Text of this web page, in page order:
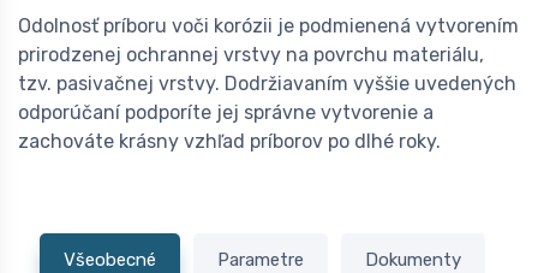
Odolnosť príboru voči korózii je podmienená vytvorením
prirodzenej ochrannej vrstvy na povrchu materiálu,
tzv. pasivačnej vrstvy. Dodržiavaním vyššie uvedených
odporúčaní podporíte jej správne vytvorenie a
zachováte krásny vzhľad príborov po dlhé roky.
Všeobecné Parametre Dokumenty